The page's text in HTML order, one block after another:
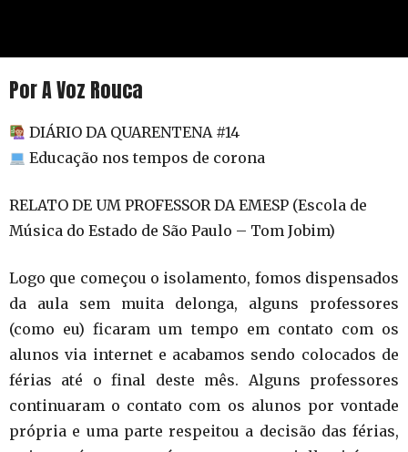
Por A Voz Rouca
DIÁRIO DA QUARENTENA #14
Educação nos tempos de corona
RELATO DE UM PROFESSOR DA EMESP (Escola de
Música do Estado de São Paulo – Tom Jobim)
Logo que começou o isolamento, fomos dispensados
da aula sem muita delonga, alguns professores
(como eu) ficaram um tempo em contato com os
alunos via internet e acabamos sendo colocados de
férias até o final deste mês. Alguns professores
continuaram o contato com os alunos por vontade
própria e uma parte respeitou a decisão das férias,